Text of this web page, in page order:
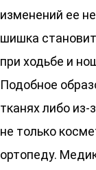
изменений ее
шишка
при ходьбе и
Подобное
тканях либо
не только
ортопеду.